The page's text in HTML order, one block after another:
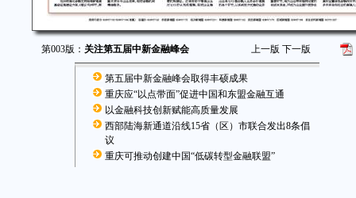
第003版： 关注第五届中新金融峰会 上一版 下一版
第五届中新金融峰会取得丰硕成果
重庆应“以点带面”促进中国和东盟金融互通
以金融科技创新赋能高质量发展
西部陆海新通道沿线15省（区）市联合发出8条倡
议
重庆可推动创建中国“低碳转型金融联盟”